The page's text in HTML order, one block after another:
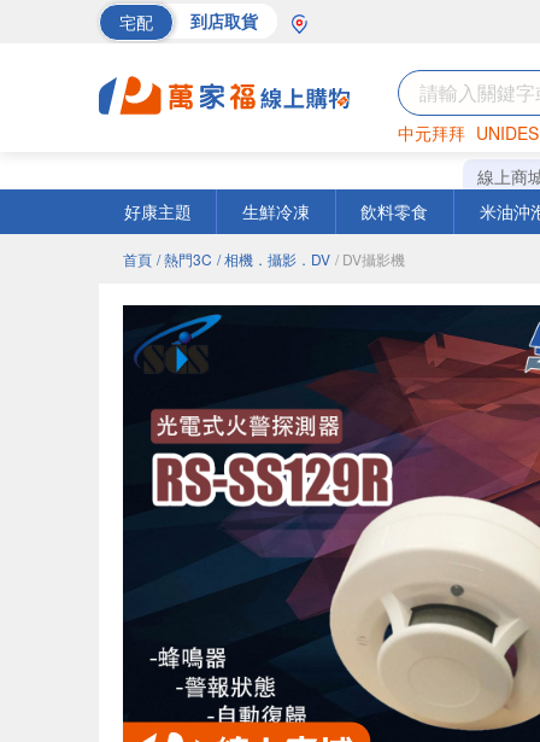
宅配 到店取貨
中元拜拜
罐頭 海苔
線上商
好康主題
生鮮冷凍 飲料零食 米油沖
首頁 / 熱門3C / 相機．攝影．DV / DV攝影機